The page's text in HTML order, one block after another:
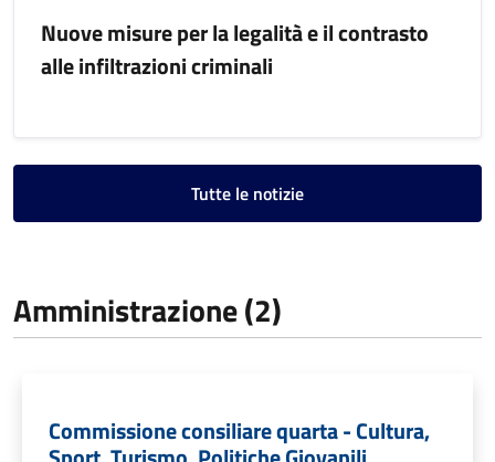
Nuove misure per la legalità e il contrasto
alle infiltrazioni criminali
Tutte le notizie
Amministrazione (2)
Commissione consiliare quarta - Cultura,